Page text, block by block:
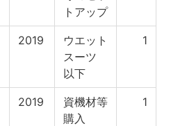
トアップ
2019
ウエット
スーツ
以下
1
2019
資機材等
購入
1